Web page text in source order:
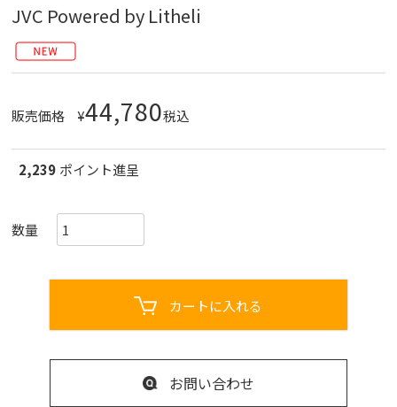
JVC Powered by Litheli
販売価格 ¥44,780税込
2,239 ポイント進呈
カートに入れる
お問い合わせ